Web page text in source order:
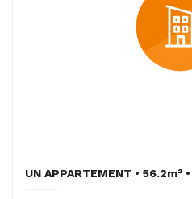
UN APPARTEMENT • 56.2m²